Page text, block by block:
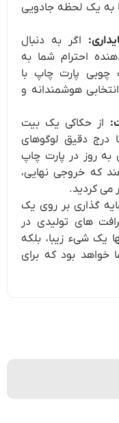
به یک لحظه جادویی
اگر به دنبال
احترام شما به
پارت چاپ با
هوشمندانه و
از حکاکی یک بیت
درج دقیق لوگوهای
به روز در پارت چاپ
که خروجی نهایی،
می کردید.
گذاری بر روی یک
های تولیدی در
یک شیء زیبا، بلکه
خواهد بود که برای